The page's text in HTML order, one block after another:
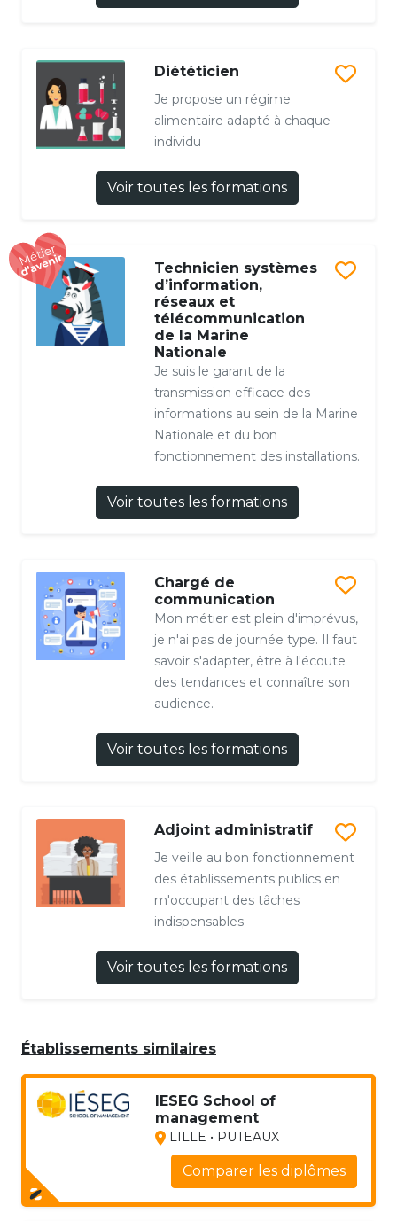
Diététicien
Je propose un régime
alimentaire adapté à chaque
individu
Voir toutes les formations
Technicien systèmes
d’information,
réseaux et
télécommunication
de la Marine
Nationale
Je suis le garant de la
transmission efficace des
informations au sein de la Marine
Nationale et du bon
fonctionnement des installations.
Voir toutes les formations
Chargé de
communication
Mon métier est plein d'imprévus,
je n'ai pas de journée type. Il faut
savoir s'adapter, être à l'écoute
des tendances et connaître son
audience.
Voir toutes les formations
Adjoint administratif
Je veille au bon fonctionnement
des établissements publics en
m'occupant des tâches
indispensables
Voir toutes les formations
Établissements similaires
IESEG School of
management
LILLE • PUTEAUX
Comparer les diplômes